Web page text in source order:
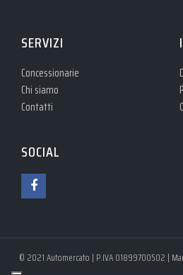
SERVIZI
Concessionarie
Chi siamo
Contatti
SOCIAL
© 2021 Automercato | P.IVA 01899700502 |